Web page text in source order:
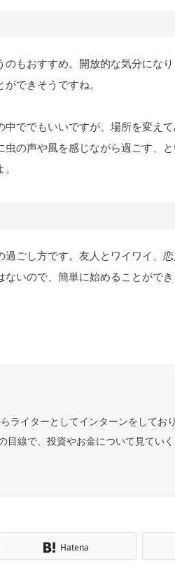
もおすすめ。開放的な気分にな
できそうですね。
ででもいいですが、場所を変え
の声や風を感じながら過ごす、と
ごし方です。友人とワイワイ、
いので、簡単に始めることがで
ライターとしてインターンをしてお
目線で、投資やお金について見てい
Hatena